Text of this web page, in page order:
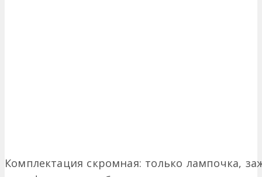
Комплектация скромная: только лампочка,